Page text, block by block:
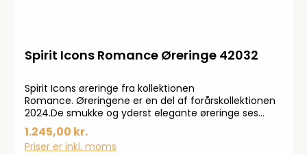
Spirit Icons Romance Øreringe 42032
Spirit Icons øreringe fra kollektionen
Romance. Øreringene er en del af forårskollektionen
2024.De smukke og yderst elegante øreringe ses
med zirkonia-sten hele vejen rundt. Øreringene er
i 925 forgyldt sterlingsølv.
1.245,00 kr.
Priser er inkl. moms